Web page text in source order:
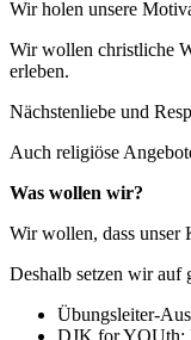
Wir holen unsere
Wir wollen christliche
erleben.
Nächstenliebe und
Auch religiöse
Was wollen wir?
Wir wollen, dass unser
Deshalb setzen wir auf
Übungsleiter-
DJK for YOUth: